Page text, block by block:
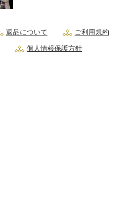
返品について ご利用規約
個人情報保護方針